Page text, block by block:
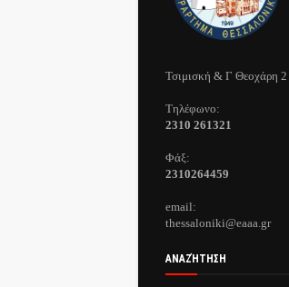
Τσιμισκή & Γ Θεοχάρη 2
Τηλέφωνo:
2310 261321
Φάξ:
2310264459
email:
thessaloniki@eaaa.gr
ΑΝΑΖΉΤΗΣΗ